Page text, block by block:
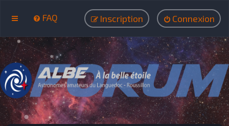
FAQ Connexion
Inscription